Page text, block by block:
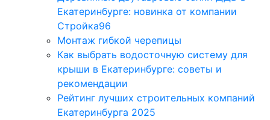
Екатеринбурге: новинка от компании
Стройка96
Монтаж гибкой черепицы
Как выбрать водосточную систему для
крыши в Екатеринбурге: советы и
рекомендации
Рейтинг лучших строительных компаний
Екатеринбурга 2025